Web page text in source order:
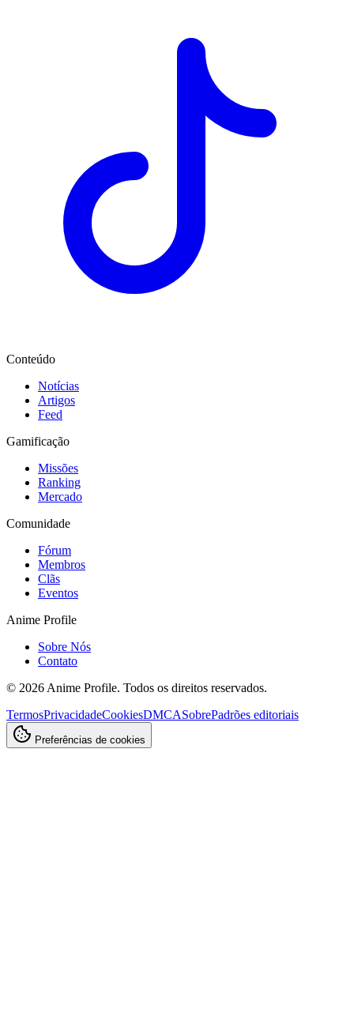
Conteúdo
Notícias
Artigos
Feed
Gamificação
Missões
Ranking
Mercado
Comunidade
Fórum
Membros
Clãs
Eventos
Anime Profile
Sobre Nós
Contato
© 2026 Anime Profile. Todos os direitos reservados.
TermosPrivacidadeCookiesDMCASobrePadrões editoriais
Preferências de cookies